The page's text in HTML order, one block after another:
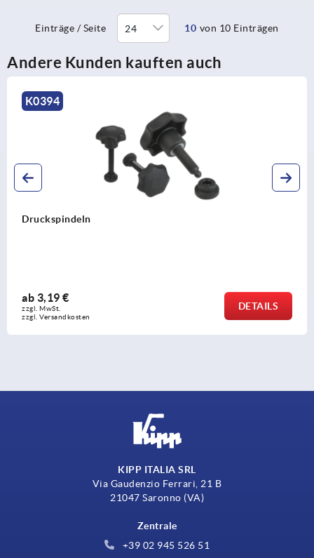
Einträge / Seite 10 von 10 Einträgen
Andere Kunden kauften auch
K0394
Druckspindeln
ab 3,19 €
zzgl. MwSt.
zzgl. Versandkosten
DETAILS
KIPP ITALIA SRL
Via Gaudenzio Ferrari, 21 B
21047 Saronno (VA)
Zentrale
+39 02 945 526 51